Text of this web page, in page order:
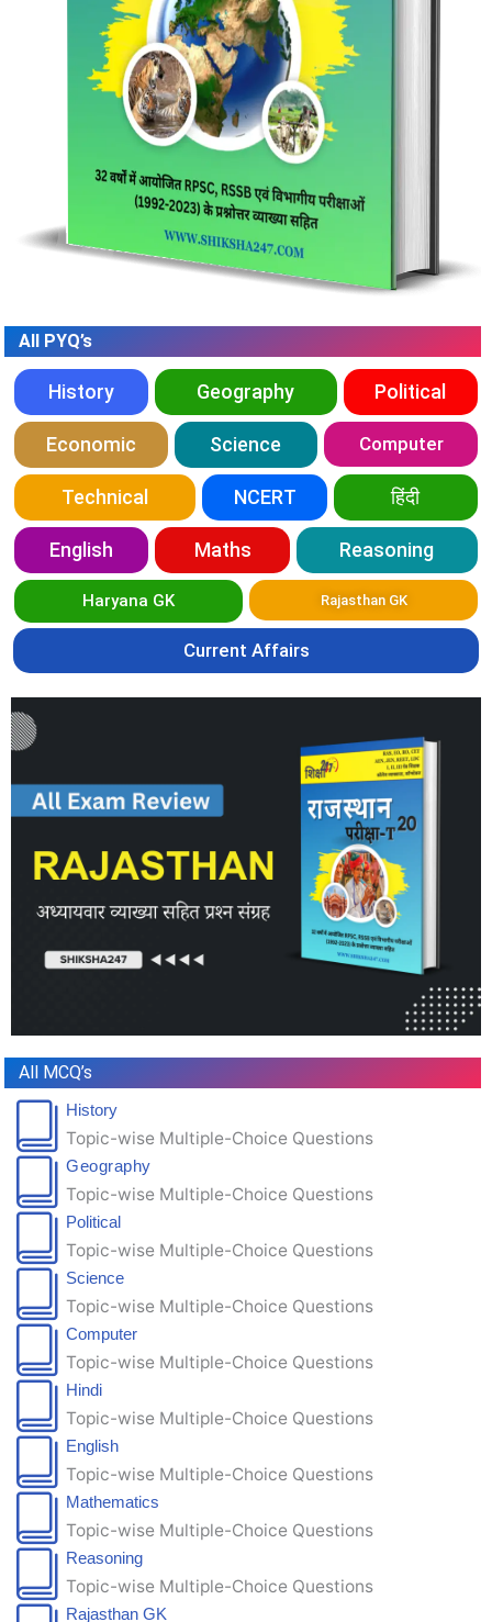
All PYQ’s
History Geography Political
Economic Science Computer
Technical NCERT हिंदी
English Maths Reasoning
Haryana GK Rajasthan GK
Current Affairs
All MCQ’s
History
Topic-wise Multiple-Choice Questions
Geography
Topic-wise Multiple-Choice Questions
Political
Topic-wise Multiple-Choice Questions
Science
Topic-wise Multiple-Choice Questions
Computer
Topic-wise Multiple-Choice Questions
Hindi
Topic-wise Multiple-Choice Questions
English
Topic-wise Multiple-Choice Questions
Mathematics
Topic-wise Multiple-Choice Questions
Reasoning
Topic-wise Multiple-Choice Questions
Rajasthan GK